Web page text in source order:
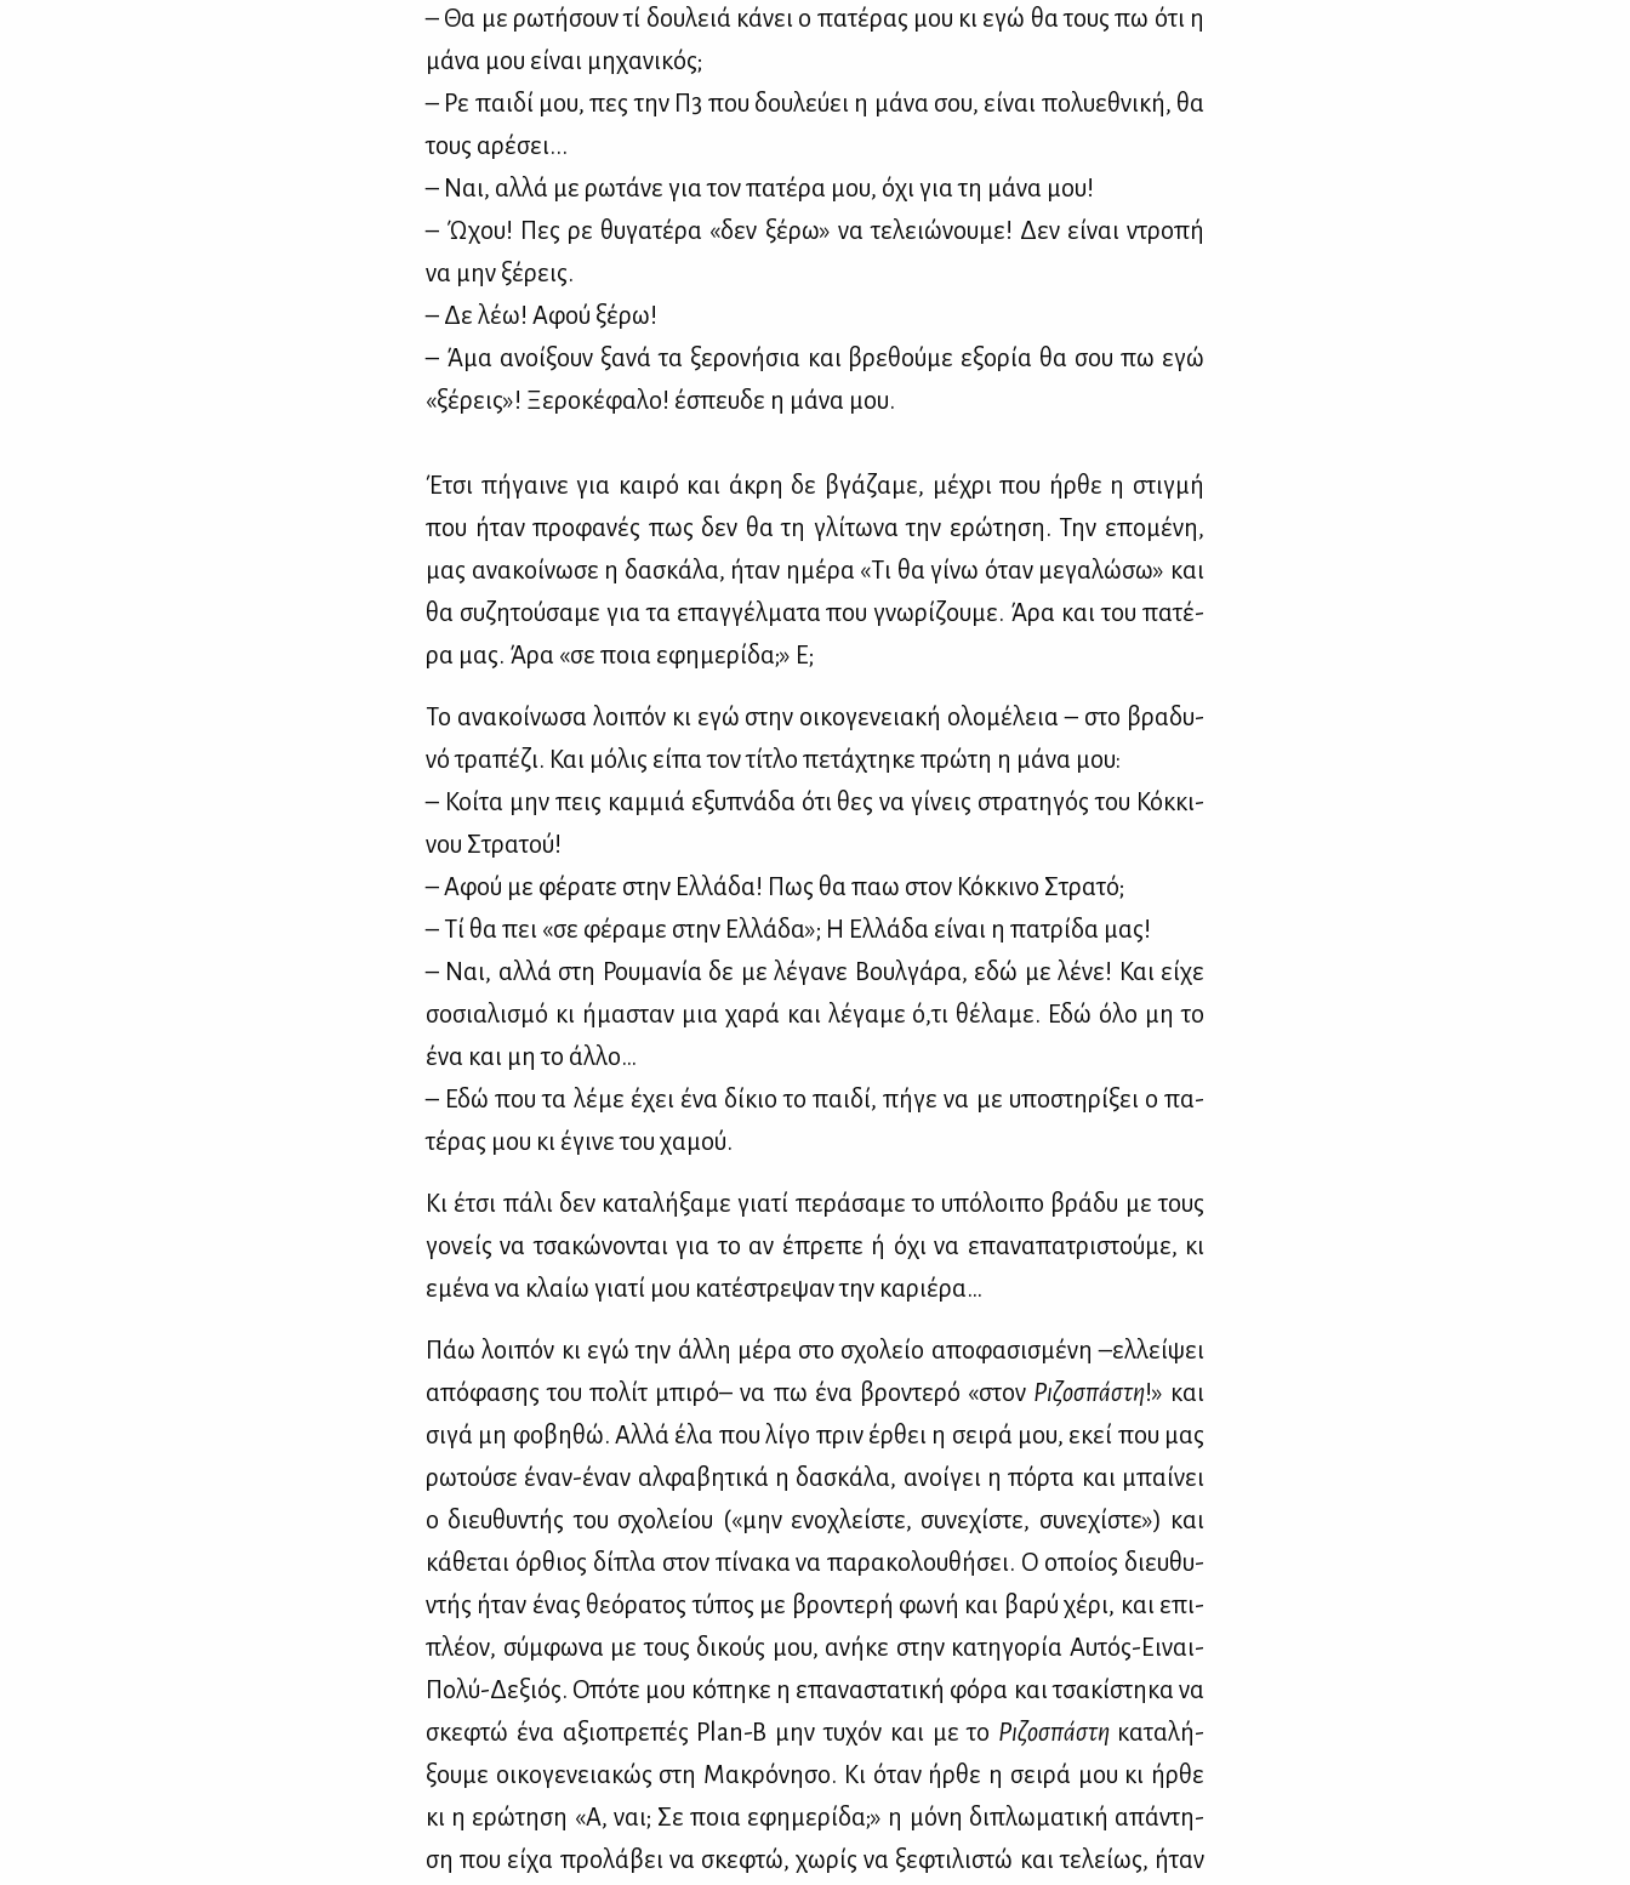
– Θα με ρω­τή­σουν τί δου­λειά κά­νει ο πα­τέ­ρας μου κι εγώ θα τους πω ότι η
μά­να μου εί­ναι μη­χα­νι­κός;
– Ρε παι­δί μου, πες την Π3 που δου­λεύ­ει η μά­να σου, εί­ναι πο­λυ­ε­θνι­κή, θα
τους αρέ­σει...
– Ναι, αλ­λά με ρω­τά­νε για τον πα­τέ­ρα μου, όχι για τη μά­να μου!
– Ώχου! Πες ρε θυ­γα­τέ­ρα «δεν ξέ­ρω» να τε­λειώ­νου­με! Δεν εί­ναι ντρο­πή
να μην ξέ­ρεις.
– Δε λέω! Αφού ξέ­ρω!
– Άμα ανοί­ξουν ξα­νά τα ξε­ρο­νή­σια και βρε­θού­με εξο­ρία θα σου πω εγώ
«ξέ­ρεις»! Ξε­ρο­κέ­φα­λο! έσπευ­δε η μά­να μου.
Έτσι πή­γαι­νε για και­ρό και άκρη δε βγά­ζα­με, μέ­χρι που ήρ­θε η στιγ­μή
που ήταν προ­φα­νές πως δεν θα τη γλί­τω­να την ερώ­τη­ση. Την επο­μέ­νη,
μας ανα­κοί­νω­σε η δα­σκά­λα, ήταν ημέ­ρα «Τι θα γί­νω όταν με­γα­λώ­σω» και
θα συ­ζη­τού­σα­με για τα επαγ­γέλ­μα­τα που γνω­ρί­ζου­με. Άρα και του πα­τέ­
ρα μας. Άρα «σε ποια εφη­με­ρί­δα;» Ε;
Το ανα­κοί­νω­σα λοι­πόν κι εγώ στην οι­κο­γε­νεια­κή ολο­μέ­λεια – στο βρα­δυ­
νό τρα­πέ­ζι. Και μό­λις εί­πα τον τί­τλο πε­τά­χτη­κε πρώ­τη η μά­να μου:
– Κοί­τα μην πεις καμ­μιά εξυ­πνά­δα ότι θες να γί­νεις στρα­τη­γός του Κόκ­κι­
νου Στρα­τού!
– Αφού με φέ­ρα­τε στην Ελ­λά­δα! Πως θα παω στον Κόκ­κι­νο Στρα­τό;
– Τί θα πει «σε φέ­ρα­με στην Ελ­λά­δα»; Η Ελ­λά­δα εί­ναι η πα­τρί­δα μας!
– Ναι, αλ­λά στη Ρου­μα­νία δε με λέ­γα­νε Βουλ­γά­ρα, εδώ με λέ­νε! Και εί­χε
σο­σια­λι­σμό κι ήμα­σταν μια χα­ρά και λέ­γα­με ό,τι θέ­λα­με. Εδώ όλο μη το
ένα και μη το άλ­λο…
– Εδώ που τα λέ­με έχει ένα δί­κιο το παι­δί, πή­γε να με υπο­στη­ρί­ξει ο πα­
τέ­ρας μου κι έγι­νε του χα­μού.
Κι έτσι πά­λι δεν κα­τα­λή­ξα­με για­τί πε­ρά­σα­με το υπό­λοι­πο βρά­δυ με τους
γο­νείς να τσα­κώ­νο­νται για το αν έπρε­πε ή όχι να επα­να­πα­τρι­στού­με, κι
εμέ­να να κλαίω για­τί μου κα­τέ­στρε­ψαν την κα­ριέ­ρα…
Πάω λοι­πόν κι εγώ την άλ­λη μέ­ρα στο σχο­λείο απο­φα­σι­σμέ­νη –ελ­λεί­ψει
από­φα­σης του πο­λίτ μπι­ρό– να πω ένα βρο­ντε­ρό «στον Ρι­ζο­σπά­στη!» και
σι­γά μη φο­βη­θώ. Αλ­λά έλα που λί­γο πριν έρ­θει η σει­ρά μου, εκεί που μας
ρω­τού­σε έναν-έναν αλ­φα­βη­τι­κά η δα­σκά­λα, ανοί­γει η πόρ­τα και μπαί­νει
ο διευ­θυ­ντής του σχο­λεί­ου («μην ενο­χλεί­στε, συ­νε­χί­στε, συ­νε­χί­στε») και
κά­θε­ται όρ­θιος δί­πλα στον πί­να­κα να πα­ρα­κο­λου­θή­σει. Ο οποί­ος διευ­θυ­
ντής ήταν ένας θε­ό­ρα­τος τύ­πος με βρο­ντε­ρή φω­νή και βα­ρύ χέ­ρι, και επι­
πλέ­ον, σύμ­φω­να με τους δι­κούς μου, ανή­κε στην κα­τη­γο­ρία Αυ­τός-Ει­ναι-
Πο­λύ-Δε­ξιός. Οπό­τε μου κό­πη­κε η επα­να­στα­τι­κή φό­ρα και τσα­κί­στη­κα να
σκε­φτώ ένα αξιο­πρε­πές Plan-B μην τυ­χόν και με το Ρι­ζο­σπά­στη κα­τα­λή­
ξου­με οι­κο­γε­νεια­κώς στη Μα­κρό­νη­σο. Κι όταν ήρ­θε η σει­ρά μου κι ήρ­θε
κι η ερώ­τη­ση «Α, ναι; Σε ποια εφη­με­ρί­δα;» η μό­νη δι­πλω­μα­τι­κή απά­ντη­
ση που εί­χα προ­λά­βει να σκε­φτώ, χω­ρίς να ξε­φτι­λι­στώ και τε­λεί­ως, ήταν